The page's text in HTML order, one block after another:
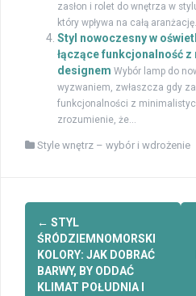
zasłon i rolet do wnętrza w
który wpływa na całą
Styl nowoczesny w
łączące funkcjonalność
designem Wybór lamp do
wyzwaniem, zwłaszcza gdy
funkcjonalności z
zrozumienie, że...
Style wnętrz – wybór i wdrożenie
Zobacz
wpisy
← STYL
ŚRÓDZIEMNOMORSKI
KOLORY: JAK DOBRAĆ
BARWY, BY ODDAĆ
KLIMAT POŁUDNIA I